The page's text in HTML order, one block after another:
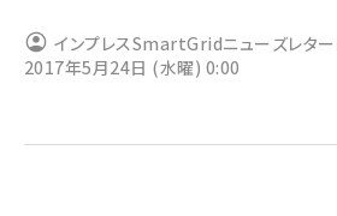
新井 (362)
新井宏征 (296)
インプレスSmartGridニューズレタ
2017年5月24日 (水曜) 0:00